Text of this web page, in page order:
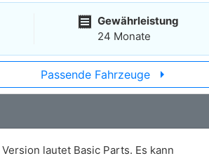
receipt Gewährleistung
24 Monate
Passende Fahrzeuge arrow_right
lautet Basic Parts. Es kann